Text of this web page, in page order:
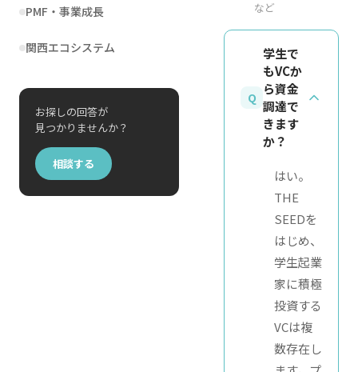
PMF・事業成長
関西エコシステム
お探しの回答が
見つかりませんか？
相談する
など
Q
学生で
もVCか
ら資金
調達で
きます
か？
はい。
THE
SEEDを
はじめ、
学生起業
家に積極
投資する
VCは複
数存在し